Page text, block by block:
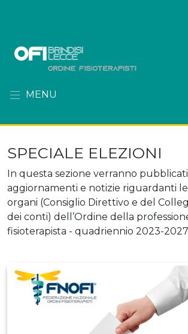
MENU
SPECIALE ELEZIONI
In questa sezione verranno pubblicati
aggiornamenti e notizie riguardanti
organi (Consiglio Direttivo e del
dei conti) dell’Ordine della
fisioterapista - quadriennio 2023-2027